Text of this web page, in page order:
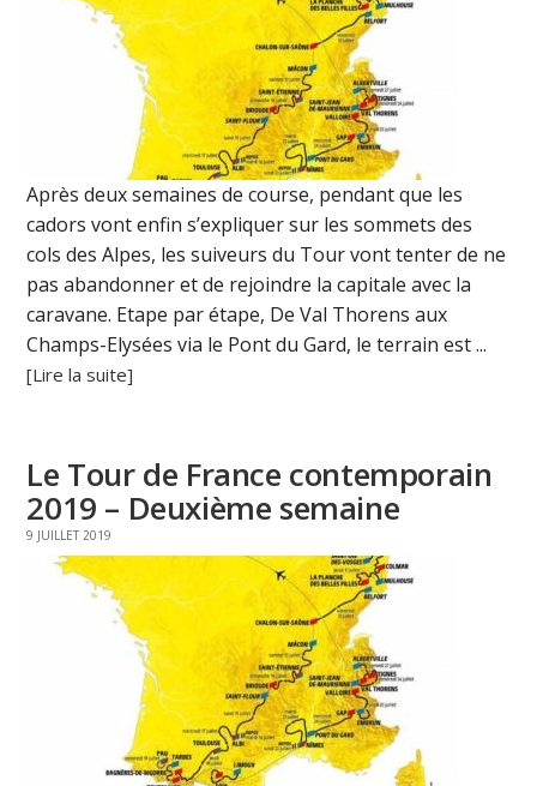
Après deux semaines de course, pendant que les
cadors vont enfin s’expliquer sur les sommets des
cols des Alpes, les suiveurs du Tour vont tenter de ne
pas abandonner et de rejoindre la capitale avec la
caravane. Etape par étape, De Val Thorens aux
Champs-Elysées via le Pont du Gard, le terrain est ...
[Lire la suite]
Le Tour de France contemporain
2019 – Deuxième semaine
9 JUILLET 2019